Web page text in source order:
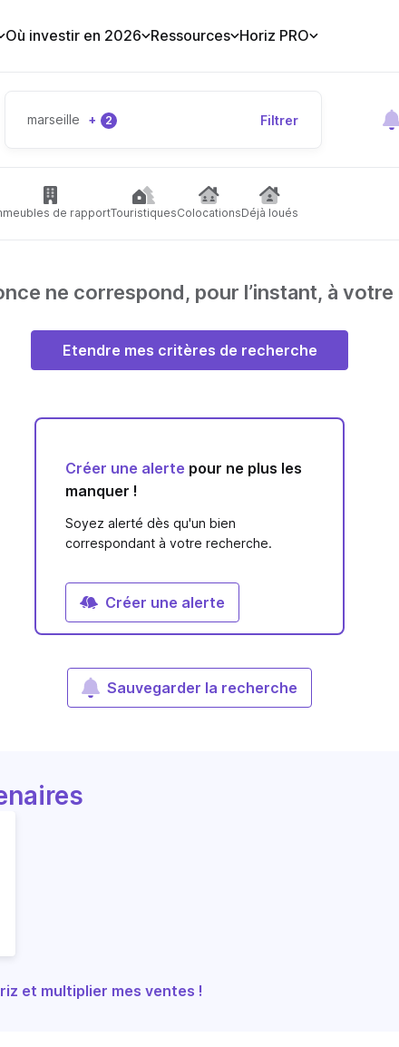
Où investir en 2026 Ressources Horiz PRO
marseille + 2 Filtrer
de rapportTouristiquesColocationsDéjà loués
ne correspond, pour l’instant, à
Etendre mes critères de recherche
Créer une alerte pour ne plus les
manquer !
Soyez alerté dès qu'un bien
correspondant à votre recherche.
Créer une alerte
Sauvegarder la recherche
et multiplier mes ventes !